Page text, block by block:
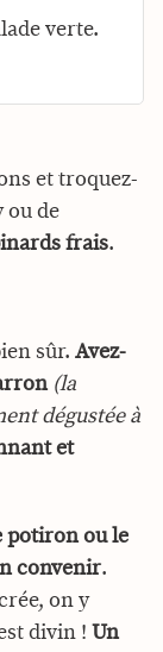
verte.
et troquez-
ou de
frais.
sûr. Avez-
(la
dégustée à
et
potiron ou le
convenir.
on y
divin ! Un